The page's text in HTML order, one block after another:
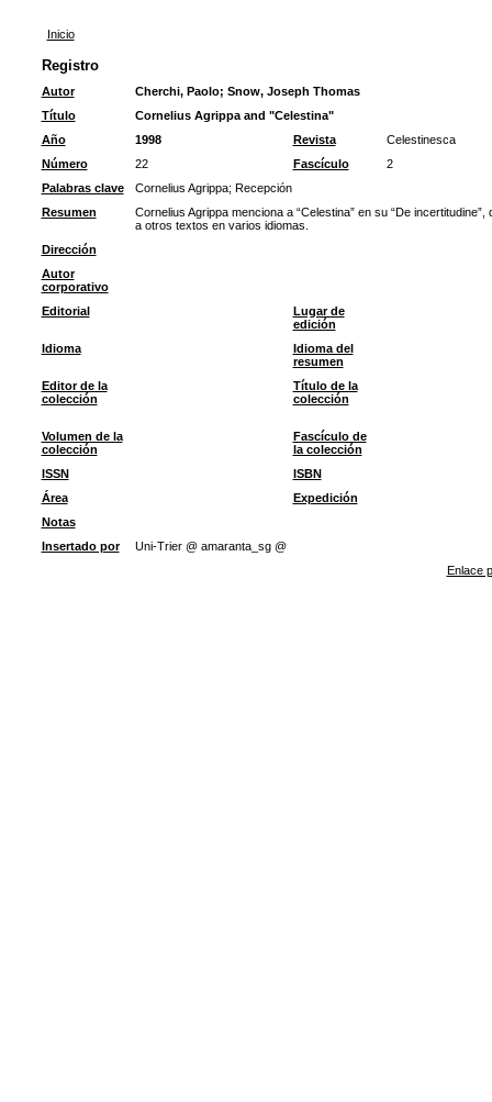
Inicio
Registro
Autor Cherchi, Paolo; Snow, Joseph Thomas
Título
Cornelius Agrippa and "Celestina"
Año
1998 Revista
Celestinesca
Número
22 Fascículo
2
Palabras clave
Cornelius Agrippa; Recepción
Resumen
Cornelius Agrippa menciona a “Celestina” en su “De
a otros textos en varios idiomas.
Dirección
Autor
corporativo
Editorial
Lugar de
edición
Idioma
Idioma del
resumen
Editor de la
colección
Título de la
colección
Volumen de la
colección
Fascículo de
la colección
ISSN
ISBN
Área
Expedición
Notas
Insertado por
Uni-Trier @ amaranta_sg @
Enlace